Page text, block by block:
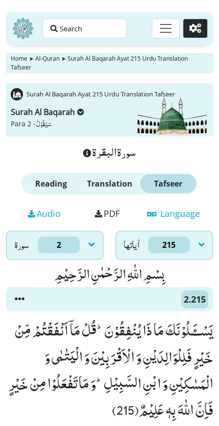
Search Go
Home ➤ Al-Quran ➤ Surah Al Baqarah Ayat 215 Urdu Translation
Tafseer
Surah Al Baqarah Ayat 215 Urdu Translation Tafseer
Surah Al Baqarah
Para 2 -سَیَقُوْلُ
سورة البقرة
Reading Translation Tafseer
Audio PDF Language
سورۃ 2 اٰياتها 215
بِسْمِ اللّٰهِ الرَّحْمٰنِ الرَّحِیْمِ
2.215
یَسْــٴَـلُوْنَكَ مَا ذَا یُنْفِقُوْنَؕ-قُلْ مَاۤ اَنْفَقْتُمْ مِّنْ
خَیْرٍ فَلِلْوَالِدَیْنِ وَ الْاَقْرَبِیْنَ وَ الْیَتٰمٰى وَ
الْمَسٰكِیْنِ وَ ابْنِ السَّبِیْلِؕ-وَ مَا تَفْعَلُوْا مِنْ خَیْرٍ
فَاِنَّ اللّٰهَ بِهٖ عَلِیْمٌ(215)